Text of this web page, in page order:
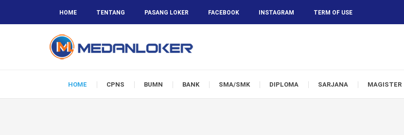
HOME TENTANG PASANG LOKER FACEBOOK INSTAGRAM TERM OF USE
HOME CPNS BUMN BANK SMA/SMK DIPLOMA SARJANA MAGISTER